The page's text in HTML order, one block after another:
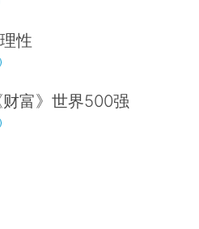
性
富》世界500强